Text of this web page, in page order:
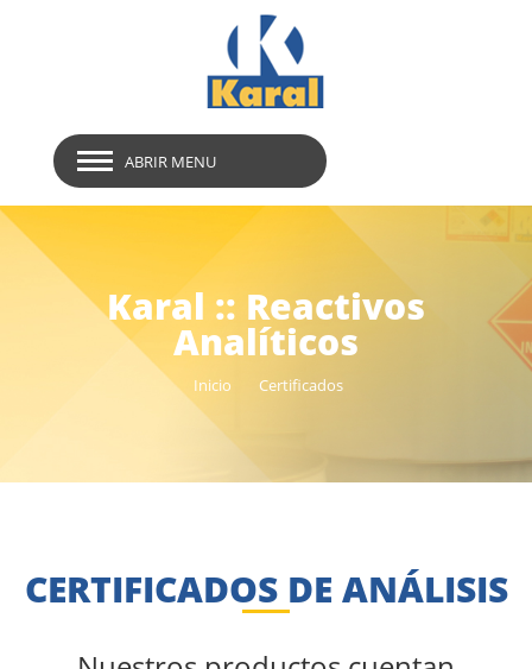
ABRIR MENU
Karal :: Reactivos
Analíticos
Inicio Certificados
CERTIFICADOS DE ANÁLISIS